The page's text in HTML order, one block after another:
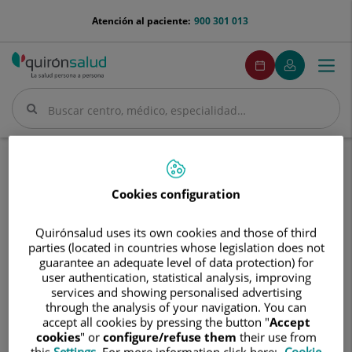
menu-
900 301 013
Atención al paciente:
Buscar
Buscar
menuPedirCita
Pedir
cita
Mi
Quirónsalud
Menú
Francisco Villalobos Chaves
Francisco
Villalobos
Chaves
FranciscoVillalobos Chaves
FACULTATIVO ESPECIALISTA NEUROLOGÍA
Cookies configuration
Quirónsalud uses its own cookies and those of third
parties (located in countries whose legislation does not
guarantee an adequate level of data protection) for
user authentication, statistical analysis, improving
services and showing personalised advertising
through the analysis of your navigation. You can
accept all cookies by pressing the button "Accept
cookies" or configure/refuse them their use from